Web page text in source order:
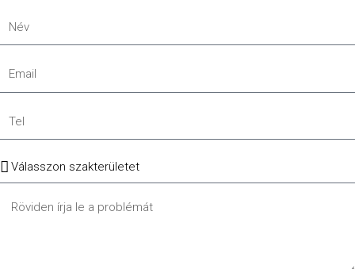
Név
Email
Tel
Szakterület
Message